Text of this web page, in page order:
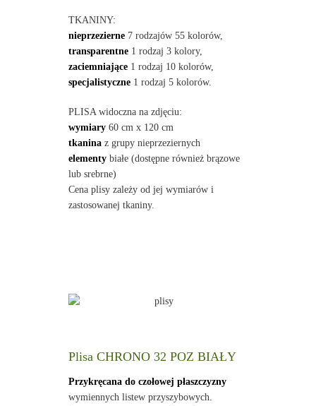
TKANINY:
nieprzezierne7 rodzajów 55 kolorów,
transparentne1 rodzaj 3 kolory,
zaciemniające1 rodzaj 10 kolorów,
specjalistyczne1 rodzaj 5 kolorów.
PLISA widoczna na zdjęciu:
wymiary60 cm x 120 cm
tkaninaz grupy nieprzeziernych
elementybiałe (dostępne również brązowe
lub srebrne)
Cena plisy zależy od jej wymiarów i
zastosowanej tkaniny.
Plisa CHRONO 32 POZ BIAŁY
Przykręcana do czołowej płaszczyzny
wymiennych listew przyszybowych.